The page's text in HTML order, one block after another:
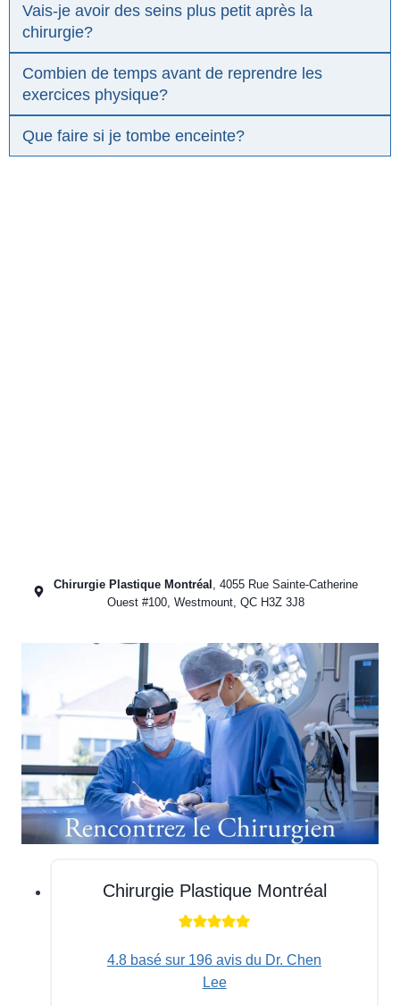
Vais-je avoir des seins plus petit après la
chirurgie?
Combien de temps avant de reprendre les
exercices physique?
Que faire si je tombe enceinte?
Chirurgie Plastique Montréal , 4055 Rue Sainte-Catherine
Ouest #100, Westmount, QC H3Z 3J8
Chirurgie Plastique Montréal
4.8 basé sur 196 avis du Dr. Chen
Lee